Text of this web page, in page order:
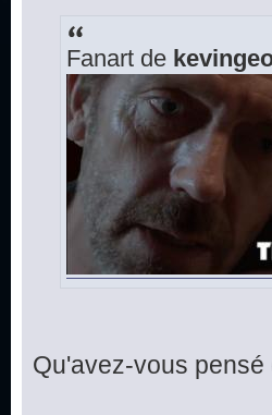
Fanart de
Qu'avez-vous